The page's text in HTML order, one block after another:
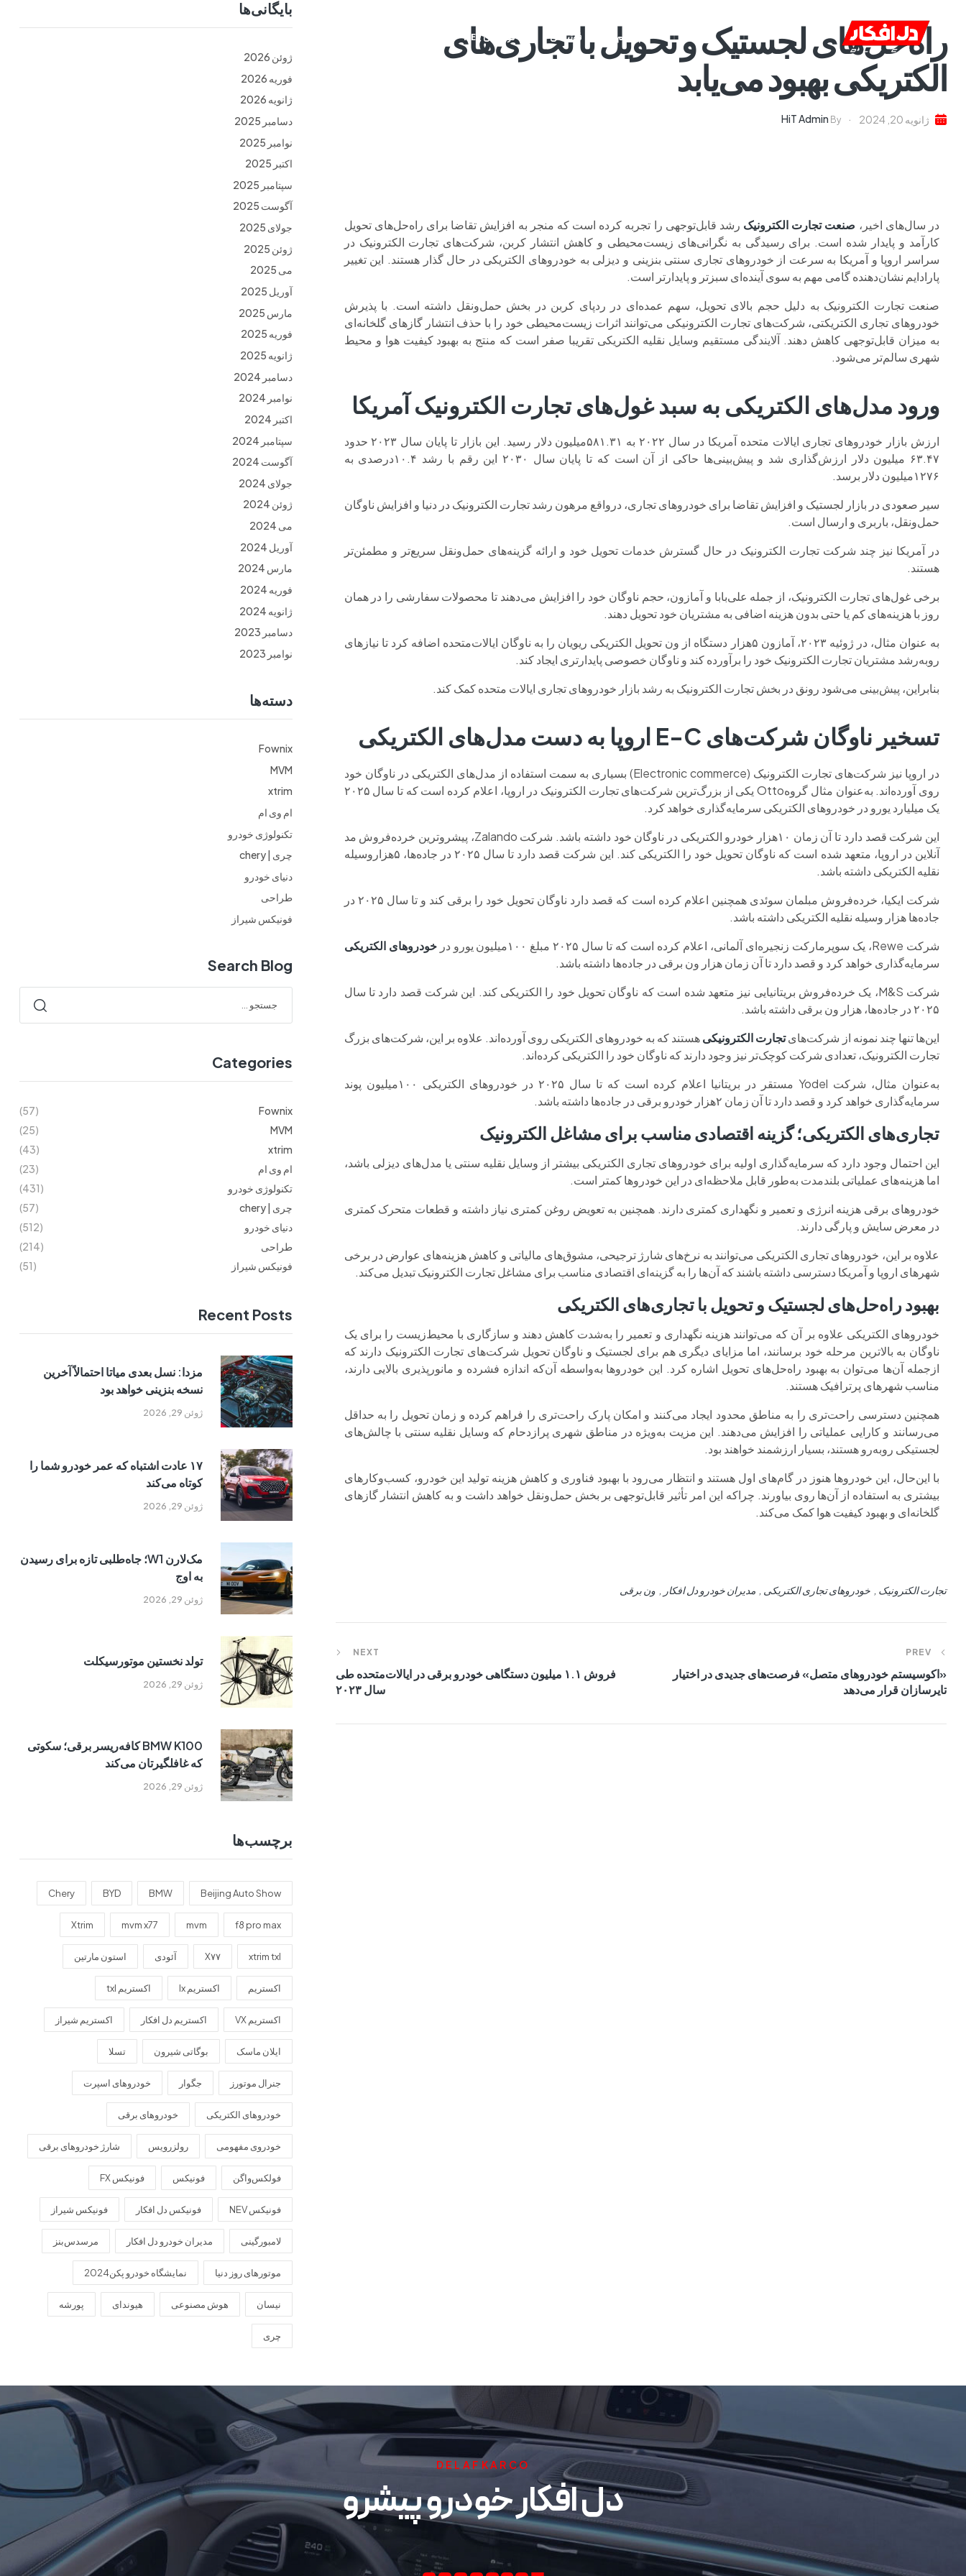
خانه ام وی ام فونیکس فونیکس NEV
راه‌حل‌های لجستیک و تحویل با تجاری‌های
الکتریکی بهبود می‌یابد
ژانویه 20, 2024 By
HiT Admin
در سال‌های اخیر، صنعت تجارت الکترونیک رشد قابل‌توجهی را تجربه کرده است که منجر به افزایش تقاضا برای راه‌حل‌های تحویل
کارآمد و پایدار شده است. برای رسیدگی به نگرانی‌های زیست‌محیطی و کاهش انتشار کربن، شرکت‌های تجارت الکترونیک در
سراسر اروپا و آمریکا به سرعت از خودروهای تجاری سنتی بنزینی و دیزلی به خودروهای الکتریکی در حال گذار هستند. این تغییر
پارادایم نشان‌دهنده گامی مهم به سوی آینده‌ای سبزتر و پایدارتر است.
صنعت تجارت الکترونیک به دلیل حجم بالای تحویل، سهم عمده‌ای در ردپای کربن در بخش حمل‌ونقل داشته است. با پذیرش
خودروهای تجاری الکتریکتی، شرکت‌های تجارت الکترونیکی می‌توانند اثرات زیست‌محیطی خود را با حذف انتشار گازهای گلخانه‌ای
به میزان قابل‌توجهی کاهش دهند. آلایندگی مستقیم وسایل نقلیه الکتریکی تقریبا صفر است که منتج به بهبود کیفیت هوا و محیط
شهری سالم‌تر می‌شود.
ورود مدل‌های الکتریکی به سبد غول‌های تجارت الکترونیک آمریکا
ارزش بازار خودروهای تجاری ایالات متحده آمریکا در سال ۲۰۲۲ به ۵۸۱.۳۱‌میلیون دلار رسید. این بازار تا پایان سال ۲۰۲۳ حدود
۶۳.۴۷ میلیون دلار ارزش‌گذاری شد و پیش‌بینی‌ها حاکی از آن است که تا پایان سال ۲۰۳۰ این رقم با رشد ۱۰.۴درصدی به
۱۲۷۶میلیون دلار برسد.
سیر صعودی در بازار لجستیک و افزایش تقاضا برای خودروهای تجاری، درواقع مرهون رشد تجارت الکترونیک در دنیا و افزایش ناوگان
حمل‌ونقل، باربری و ارسال است.
در آمریکا نیز چند شرکت تجارت الکترونیک در حال گسترش خدمات تحویل خود و ارائه گزینه‌های حمل‌ونقل سریع‌تر و مطمئن‌تر
هستند.
برخی غول‌های تجارت الکترونیک، از جمله علی‌بابا و آمازون، حجم ناوگان خود را افزایش می‌دهند تا محصولات سفارشی را در همان
روز با هزینه‌های کم یا حتی بدون هزینه اضافی به مشتریان خود تحویل دهند.
به عنوان مثال، در ژوئیه ۲۰۲۳، آمازون ۵هزار دستگاه از ون تحویل الکتریکی ریویان را به ناوگان ایالات‌متحده اضافه کرد تا نیازهای
روبه‌رشد مشتریان تجارت الکترونیک خود را برآورده کند و ناوگان خصوصی پایدارتری ایجاد کند.
بنابراین، پیش‌بینی می‌شود رونق در بخش تجارت الکترونیک به رشد بازار خودروهای تجاری ایالات متحده کمک کند.
تسخیر ناوگان شرکت‌های E-C اروپا به دست مدل‌های الکتریکی
در اروپا نیز شرکت‌های تجارت الکترونیک (Electronic commerce) بسیاری به سمت استفاده از مدل‌های الکتریکی در ناوگان خود
روی آورده‌اند. به‌عنوان مثال گروهOtto یکی از بزرگ‌ترین شرکت‌های تجارت الکترونیک در اروپا، اعلام کرده است که تا سال ۲۰۲۵
یک میلیارد یورو در خودروهای الکتریکی سرمایه‌گذاری خواهد کرد.
این شرکت قصد دارد تا آن زمان ۱۰هزار خودرو الکتریکی در ناوگان خود داشته باشد. شرکت Zalando، پیشروترین خرده‌فروش مد
آنلاین در اروپا، متعهد شده است که ناوگان تحویل خود را الکتریکی کند. این شرکت قصد دارد تا سال ۲۰۲۵ در جاده‌ها، ۵هزاروسیله
نقلیه الکتریکی داشته باشد.
شرکت ایکیا، خرده‌فروش مبلمان سوئدی همچنین اعلام کرده است که قصد دارد ناوگان تحویل خود را برقی کند و تا سال ۲۰۲۵ در
جاده‌ها هزار وسیله نقلیه الکتریکی داشته باشد.
شرکت Rewe، یک سوپرمارکت زنجیره‌ای آلمانی، اعلام کرده است که تا سال ۲۰۲۵ مبلغ ۱۰۰میلیون یورو در
خودروهای الکتریکی
سرمایه‌گذاری خواهد کرد و قصد دارد تا آن زمان هزار ون برقی در جاده‌ها داشته باشد.
شرکت M&S، یک خرده‌فروش بریتانیایی نیز متعهد شده است که ناوگان تحویل خود را الکتریکی کند. این شرکت قصد دارد تا سال
۲۰۲۵ در جاده‌ها، هزار ون برقی داشته باشد.
این‌ها تنها چند نمونه از شرکت‌هایتجارت الکترونیکیهستند که به خودروهای الکتریکی روی آورده‌اند. علاوه بر این، شرکت‌های بزرگ
تجارت الکترونیک، تعدادی شرکت کوچک‌تر نیز وجود دارند که ناوگان خود را الکتریکی کرده‌اند.
به‌عنوان مثال، شرکت Yodel مستقر در بریتانیا اعلام کرده است که تا سال ۲۰۲۵ در خودروهای الکتریکی ۱۰۰میلیون پوند
سرمایه‌گذاری خواهد کرد و قصد دارد تا آن زمان ۲هزار خودرو برقی در جاده‌ها داشته باشد.
تجاری‌های الکتریکی؛ گزینه اقتصادی مناسب برای مشاغل الکترونیک
این احتمال وجود دارد که سرمایه‌گذاری اولیه برای خودروهای تجاری الکتریکی بیشتر از وسایل نقلیه سنتی یا مدل‌های دیزلی باشد،
اما هزینه‌های عملیاتی بلندمدت به‌طور قابل ملاحظه‌ای در این خودروها کمتر است.
خودروهای برقی هزینه انرژی و تعمیر و نگهداری کمتری دارند. همچنین به تعویض روغن کمتری نیاز داشته و قطعات متحرک کمتری
در معرض سایش و پارگی دارند.
علاوه بر این، خودروهای تجاری الکتریکی می‌توانند به نرخ‌های شارژ ترجیحی، مشوق‌های مالیاتی و کاهش هزینه‌های عوارض در برخی
شهرهای اروپا و آمریکا دسترسی داشته باشند که آن‌ها را به گزینه‌ای اقتصادی مناسب برای مشاغل تجارت الکترونیک تبدیل می‌کند.
بهبود راه‌حل‌های لجستیک و تحویل با تجاری‌های الکتریکی
خودروهای الکتریکی علاوه بر آن که می‌توانند هزینه نگهداری و تعمیر را به‌شدت کاهش دهند و سازگاری با محیط‌زیست را برای یک
ناوگان به بالاترین مرحله خود برسانند، اما مزایای دیگری هم برای لجستیک و ناوگان تحویل شرکت‌های تجارت الکترونیک دارند که
ازجمله آن‌ها می‌توان به بهبود راه‌حل‌های تحویل اشاره کرد. این خودروها به‌واسطه آن‌که اندازه فشرده و مانورپذیری بالایی دارند،
مناسب شهرهای پرترافیک هستند.
همچنین دسترسی راحت‌تری را به مناطق محدود ایجاد می‌کنند و امکان پارک راحت‌تری را فراهم کرده و زمان تحویل را به حداقل
می‌رسانند و کارایی عملیاتی را افزایش می‌دهند. این مزیت به‌ویژه در مناطق شهری پرازدحام که وسایل نقلیه سنتی با چالش‌های
لجستیکی روبه‌رو هستند، بسیار ارزشمند خواهند بود.
با این‌حال، این خودروها هنوز در گام‌های اول هستند و انتظار می‌رود با بهبود فناوری و کاهش هزینه تولید این خودرو، کسب‌وکارهای
بیشتری به استفاده از آن‌ها روی بیاورند. چراکه این امر تأثیر قابل‌توجهی بر بخش حمل‌ونقل خواهد داشت و به کاهش انتشار گازهای
گلخانه‌ای و بهبود کیفیت هوا کمک می‌کند.
تجارت الکترونیک خودروهای تجاری الکتریکی مدیران خودرو دل افکار ون برقی
PREV
«اکوسیستم خودروهای متصل» فرصت‌های جدیدی در اختیار
تایرسازان قرار می‌دهد
NEXT
فروش ۱.۱ میلیون دستگاهی خودرو برقی در ایالات‌متحده طی
سال ۲۰۲۳
بایگانی‌ها
ژوئن 2026
فوریه 2026
ژانویه 2026
دسامبر 2025
نوامبر 2025
اکتبر 2025
سپتامبر 2025
آگوست 2025
جولای 2025
ژوئن 2025
می 2025
آوریل 2025
مارس 2025
فوریه 2025
ژانویه 2025
دسامبر 2024
نوامبر 2024
اکتبر 2024
سپتامبر 2024
آگوست 2024
جولای 2024
ژوئن 2024
می 2024
آوریل 2024
مارس 2024
فوریه 2024
ژانویه 2024
دسامبر 2023
نوامبر 2023
دسته‌ها
Fownix
MVM
xtrim
ام وی ام
تکنولوژی خودرو
چری | chery
دنیای خودرو
طراحی
فونیکس شیراز
Search Blog
Categories
Fownix
(57)
MVM
(25)
xtrim
(43)
ام وی ام
(23)
تکنولوژی خودرو
(431)
چری | chery
(57)
دنیای خودرو
(512)
طراحی
(214)
فونیکس شیراز
(51)
Recent Posts
ژوئن 29, 2026
مزدا: نسل بعدی میاتا احتمالاً آخرین
نسخه بنزینی خواهد بود
ژوئن 29, 2026
۱۷ عادت اشتباه که عمر خودرو شما را
کوتاه می‌کند
ژوئن 29, 2026
مک‌لارن W1؛ جاه‌طلبی تازه برای رسیدن
به اوج
ژوئن 29, 2026
تولد نخستین موتورسیکلت
ژوئن 29, 2026
BMW K100 کافه‌ریسر برقی؛ سکوتی
که غافلگیرتان می‌کند
برچسب‌ها
Beijing Auto Show
BMW
BYD
Chery
f8 pro max
mvm
mvm x77
Xtrim
xtrim txl X۷۷ آئودی استون مارتین
اکستریم اکستریم lx اکستریم txl
اکستریم VX اکستریم دل افکار اکستریم شیراز
ایلان ماسک بوگاتی شیرون تسلا
جنرال موتورز جگوار خودروهای اسپرت
خودروهای الکتریکی خودروهای برقی
خودروی مفهومی رولزرویس شارژ خودروهای برقی
فولکس‌واگن فونیکس فونیکس FX
فونیکس NEV فونیکس دل افکار فونیکس شیراز
لامبورگینی مدیران خودرو دل افکار مرسدس‌بنز
موتورهای روز دنیا نمایشگاه خودرو پکن2024
نیسان هوش مصنوعی هیوندای پورشه
چری
DELAFKARCO
دل افکار خودرو پیشرو